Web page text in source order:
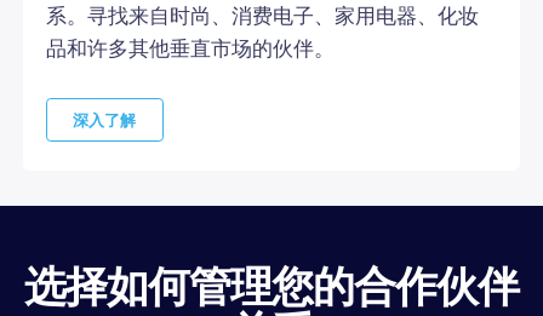
系。寻找来自时尚、消费电子、家用电器、化妆
品和许多其他垂直市场的伙伴。
深入了解
选择如何管理您的合作伙伴